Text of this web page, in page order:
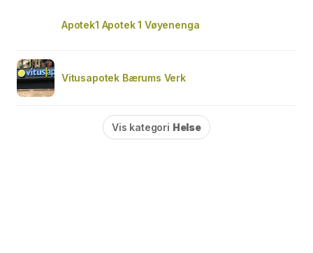
Apotek1 Apotek 1 Vøyenenga
Vitusapotek Bærums Verk
Vis kategori Helse